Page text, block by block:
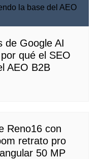
de Google AI
qué el SEO
AEO B2B
Reno16 con
retrato pro
50 MP